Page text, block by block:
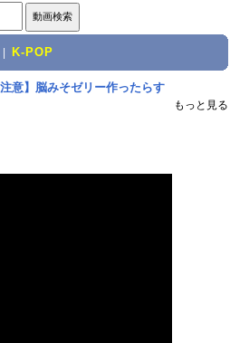
K-POP
注意】脳みそゼリー作ったらす
もっと見る